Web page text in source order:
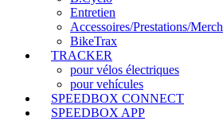
Entretien
Accessoires/Prestations/Merch
BikeTrax
TRACKER
pour vélos électriques
pour vehícules
SPEEDBOX CONNECT
SPEEDBOX APP